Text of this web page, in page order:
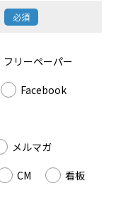
必須
フリーペーパー
Facebook
メルマガ
CM
看板